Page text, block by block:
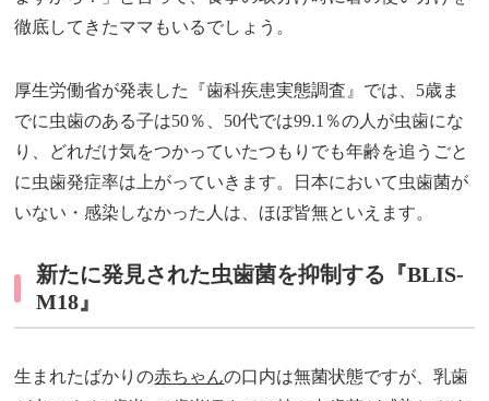
徹底してきたママもいるでしょう。
厚生労働省が発表した『歯科疾患実態調査』では、5歳ま
でに虫歯のある子は50％、50代では99.1％の人が虫歯にな
り、どれだけ気をつかっていたつもりでも年齢を追うごと
に虫歯発症率は上がっていきます。日本において虫歯菌が
いない・感染しなかった人は、ほぼ皆無といえます。
新たに発見された虫歯菌を抑制する『BLIS-
M18』
生まれたばかりの赤ちゃんの口内は無菌状態ですが、乳歯